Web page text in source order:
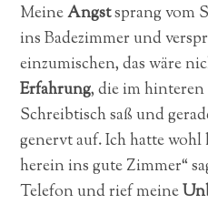
MeineAngstsprang vom
ins Badezimmer und
einzumischen, das wäre
Erfahrung, die im hinteren
Schreibtisch saß und
genervt auf. Ich hatte
herein ins gute Zimmer“
Telefon und rief meine